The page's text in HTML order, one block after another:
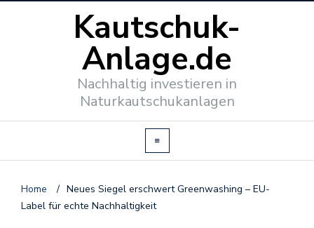
Kautschuk-
Anlage.de
Nachhaltig investieren in
Naturkautschukanlagen
Home / Neues Siegel erschwert Greenwashing – EU-
Label für echte Nachhaltigkeit